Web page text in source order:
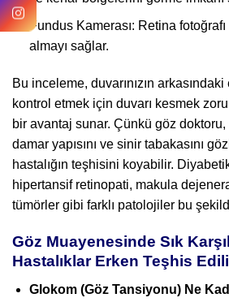
Fundus Kamerası: Retina fotoğrafı
almayı sağlar.
Bu inceleme, duvarınızın arkasındaki
kontrol etmek için duvarı kesmek
bir avantaj sunar. Çünkü göz doktoru,
damar yapısını ve sinir tabakasını
hastalığın teşhisini koyabilir.
hipertansif retinopati, makula
tümörler gibi farklı patolojiler bu
Göz Muayenesinde Sık
Hastalıklar Erken Teşhis
Glokom (Göz Tansiyonu) Ne